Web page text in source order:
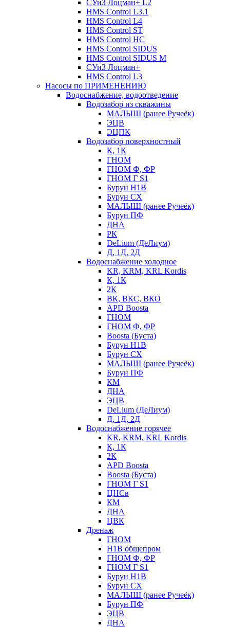
СУиЗ Лоцман+ L2
HMS Control L3.1
HMS Control L4
HMS Control ST
HMS Control HC
HMS Control SIDUS
HMS Control SIDUS M
СУиЗ Лоцман+
HMS Control L3
Насосы по ПРИМЕНЕНИЮ
Водоснабжение, водоотведение
Водозабор из скважины
МАЛЫШ (ранее Ручеёк)
ЭЦВ
ЭЦПК
Водозабор поверхностный
К, 1К
ГНОМ
ГНОМ Ф, ФР
ГНОМ Г S1
Бурун Н1В
Бурун СХ
МАЛЫШ (ранее Ручеёк)
Бурун ПФ
ДНА
РК
DeLium (ДеЛиум)
Д, 1Д, 2Д
Водоснабжение холодное
KR, KRM, KRL Kordis
К, 1К
2К
ВК, ВКС, ВКО
APD Boosta
ГНОМ
ГНОМ Ф, ФР
Boosta (Буста)
Бурун Н1В
Бурун СХ
МАЛЫШ (ранее Ручеёк)
Бурун ПФ
КМ
ДНА
ЭЦВ
DeLium (ДеЛиум)
Д, 1Д, 2Д
Водоснабжение горячее
KR, KRM, KRL Kordis
К, 1К
2К
APD Boosta
Boosta (Буста)
ГНОМ Г S1
ЦНСв
КМ
ДНА
ЦВК
Дренаж
ГНОМ
Н1В общепром
ГНОМ Ф, ФР
ГНОМ Г S1
Бурун Н1В
Бурун СХ
МАЛЫШ (ранее Ручеёк)
Бурун ПФ
ЭЦВ
ДНА